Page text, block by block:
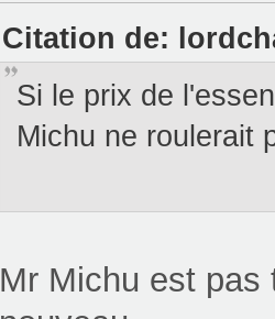
Citation de:
Si le prix de
Michu ne roulerait
Mr Michu est